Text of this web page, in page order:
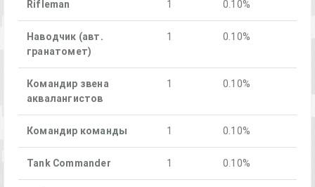
Rifleman 1 0.10%
Наводчик (авт.
гранатомет)
1 0.10%
Командир звена
аквалангистов
1 0.10%
Командир команды 1 0.10%
Tank Commander 1 0.10%